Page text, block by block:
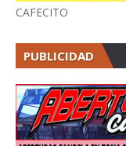
CAFECITO
PUBLICIDAD